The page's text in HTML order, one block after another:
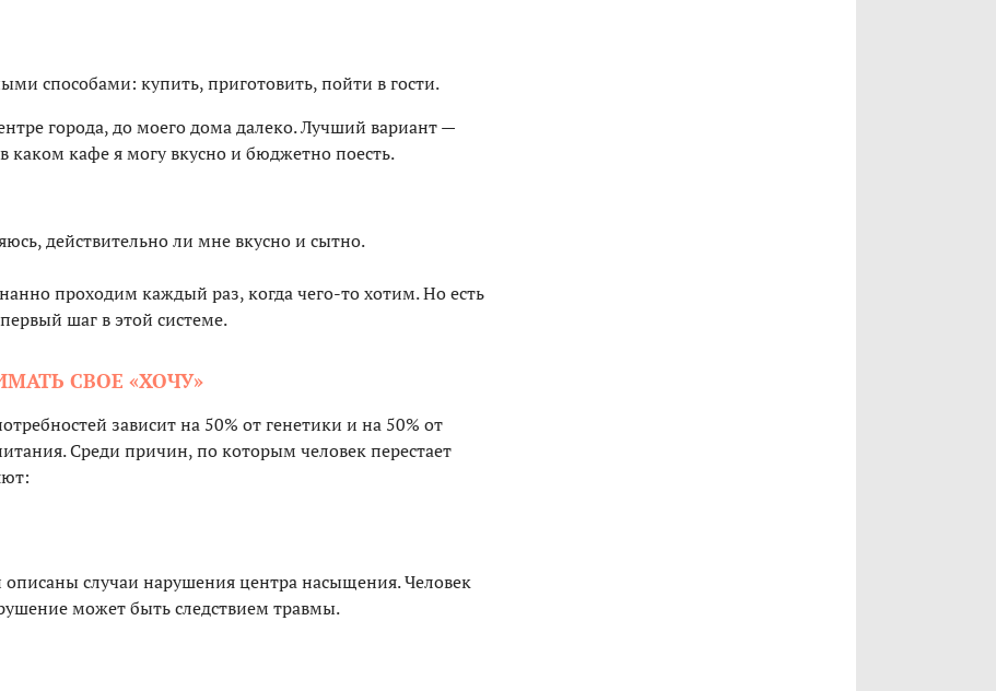
способами: купить, приготовить, пойти в гости.
города, до моего дома далеко. Лучший вариант —
каком кафе я могу вкусно и бюджетно поесть.
действительно ли мне вкусно и сытно.
проходим каждый раз, когда чего-то хотим. Но есть
шаг в этой системе.
СВОЕ «ХОЧУ»
зависит на 50% от генетики и на 50% от
Среди причин, по которым человек перестает
случаи нарушения центра насыщения. Человек
может быть следствием травмы.